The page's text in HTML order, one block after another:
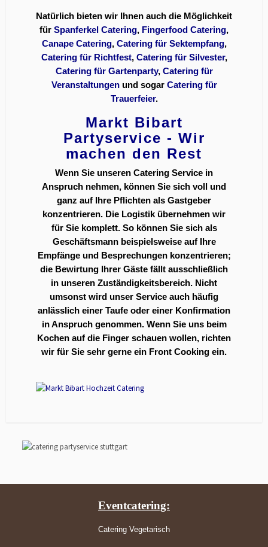
Natürlich bieten wir Ihnen auch die Möglichkeit
für Spanferkel Catering, Fingerfood Catering,
Canape Catering, Catering für Sektempfang,
Catering für Richtfest, Catering für Silvester,
Catering für Gartenparty, Catering für
Veranstaltungenund sogar Catering für
Trauerfeier.
Markt Bibart
Partyservice - Wir
machen den Rest
Wenn Sie unseren Catering Service in
Anspruch nehmen, können Sie sich voll und
ganz auf Ihre Pflichten als Gastgeber
konzentrieren. Die Logistik übernehmen wir
für Sie komplett. So können Sie sich als
Geschäftsmann beispielsweise auf Ihre
Empfänge und Besprechungen konzentrieren;
die Bewirtung Ihrer Gäste fällt ausschließlich
in unseren Zuständigkeitsbereich. Nicht
umsonst wird unser Service auch häufig
anlässlich einer Taufe oder einer Konfirmation
in Anspruch genommen. Wenn Sie uns beim
Kochen auf die Finger schauen wollen, richten
wir für Sie sehr gerne ein Front Cooking ein.
Eventcatering:
Catering Vegetarisch